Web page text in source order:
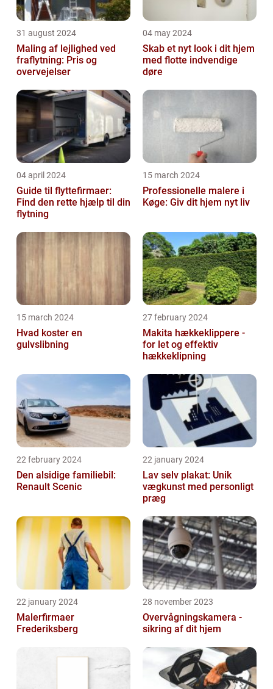
31 august 2024
Maling af lejlighed ved
fraflytning: Pris og
overvejelser
04 may 2024
Skab et nyt look i dit hjem
med flotte indvendige
døre
04 april 2024
Guide til flyttefirmaer:
Find den rette hjælp til din
flytning
15 march 2024
Professionelle malere i
Køge: Giv dit hjem nyt liv
15 march 2024
Hvad koster en
gulvslibning
27 february 2024
Makita hækkeklippere -
for let og effektiv
hækkeklipning
22 february 2024
Den alsidige familiebil:
Renault Scenic
22 january 2024
Lav selv plakat: Unik
vægkunst med personligt
præg
22 january 2024
Malerfirmaer
Frederiksberg
28 november 2023
Overvågningskamera -
sikring af dit hjem